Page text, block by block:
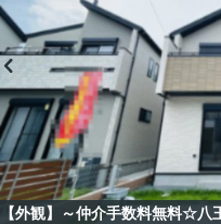
【外観】～仲介手数料無料☆